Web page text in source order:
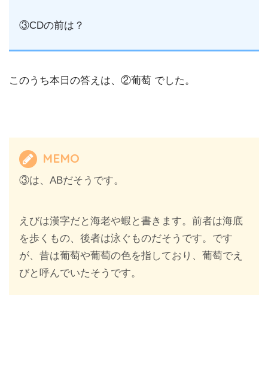
③CDの前は？
このうち本日の答えは、②葡萄 でした。
MEMO
③は、ABだそうです。
えびは漢字だと海老や蝦と書きます。前者は海底
を歩くもの、後者は泳ぐものだそうです。です
が、昔は葡萄や葡萄の色を指しており、葡萄でえ
びと呼んでいたそうです。